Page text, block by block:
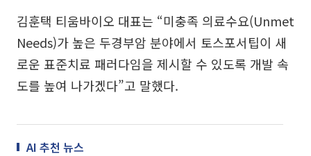
김훈택 티움바이오 대표는 “미충족 의료수요(Unmet
Needs)가 높은 두경부암 분야에서 토스포서팁이 새
로운 표준치료 패러다임을 제시할 수 있도록 개발 속
도를 높여 나가겠다”고 말했다.
AI 추천 뉴스